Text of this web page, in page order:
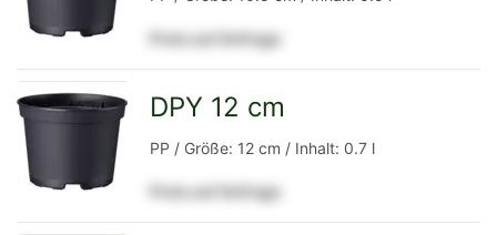
Detailseite
Preis auf Anfrage
DPY 12 cm
PP / Größe: 12 cm / Inhalt: 0.7 l
Preis auf Anfrage